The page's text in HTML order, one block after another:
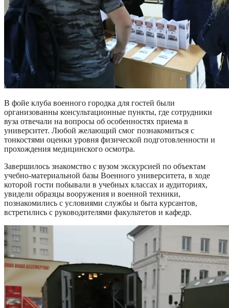
В фойе клуба военного городка для гостей были
организованны консультационные пункты, где сотрудники
вуза отвечали на вопросы об особенностях приема в
университет. Любой желающий смог познакомиться с
тонкостями оценки уровня физической подготовленности и
прохождения медицинского осмотра.
Завершилось знакомство с вузом экскурсией по объектам
учебно-материальной базы Военного университета, в ходе
которой гости побывали в учебных классах и аудиториях,
увидели образцы вооружения и военной техники,
познакомились с условиями службы и быта курсантов,
встретились с руководителями факультетов и кафедр.